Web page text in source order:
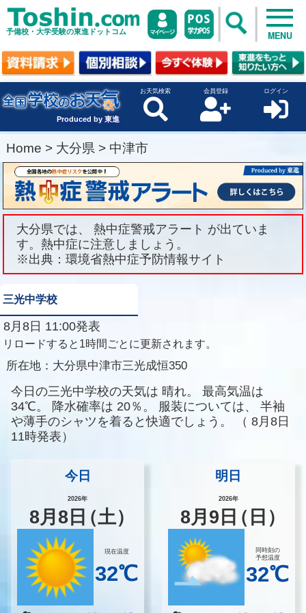
予備校・大学受験の東進ドットコム MENU
Produced by 東進
お天気検索 会員登録 ログイン
Home > 大分県 > 中津市
大分県では、 熱中症警戒アラート が出ていま
す。熱中症に注意しましょう。
※出典：環境省熱中症予防情報サイト
三光中学校
8月8日 11:00発表
リロードすると1時間ごとに更新されます。
所在地： 大分県中津市三光成恒350
今日の三光中学校の天気は 晴れ。
最高気温は
34℃。
降水確率は 20％。 服装については、
半袖
や薄手のシャツを着ると快適でしょう。
（ 8月8日
11時発表）
今日
2026年
8月8 日（土）
現在温度
32℃
明日
2026年
8月 9 日（日）
同時刻の
予想温度
32℃